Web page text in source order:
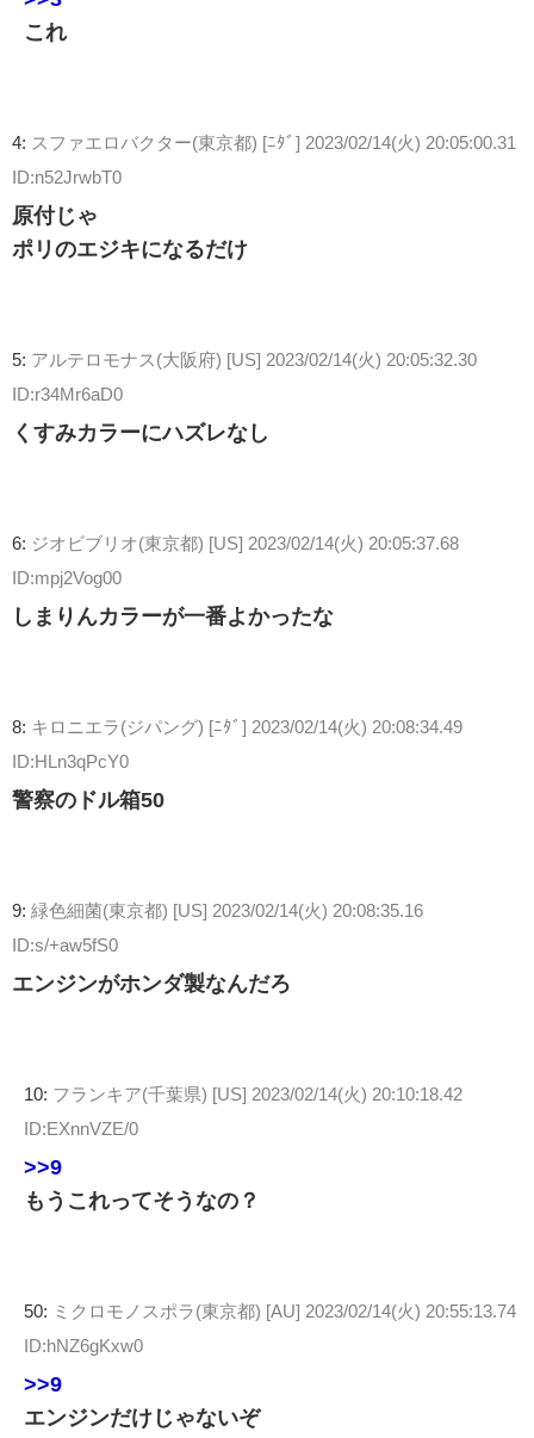
これ
4: スファエロバクター(東京都) [ﾆﾀﾞ] 2023/02/14(火) 20:05:00.31
ID:n52JrwbT0
原付じゃ
ポリのエジキになるだけ
5: アルテロモナス(大阪府) [US] 2023/02/14(火) 20:05:32.30
ID:r34Mr6aD0
くすみカラーにハズレなし
6: ジオビブリオ(東京都) [US] 2023/02/14(火) 20:05:37.68
ID:mpj2Vog00
しまりんカラーが一番よかったな
8: キロニエラ(ジパング) [ﾆﾀﾞ] 2023/02/14(火) 20:08:34.49
ID:HLn3qPcY0
警察のドル箱50
9: 緑色細菌(東京都) [US] 2023/02/14(火) 20:08:35.16
ID:s/+aw5fS0
エンジンがホンダ製なんだろ
10: フランキア(千葉県) [US] 2023/02/14(火) 20:10:18.42
ID:EXnnVZE/0
>>9
もうこれってそうなの？
50: ミクロモノスポラ(東京都) [AU] 2023/02/14(火) 20:55:13.74
ID:hNZ6gKxw0
>>9
エンジンだけじゃないぞ